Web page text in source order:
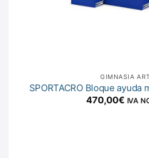
GIMNASIA
SPORTACRO Bloque ayuda
470,00€ IVA